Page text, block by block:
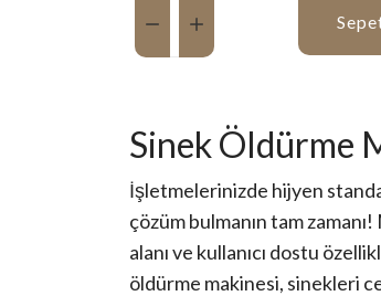
Sinek Öldürme
İşletmelerinizde hijyen
çözüm bulmanın tam
alanı ve kullanıcı dostu
öldürme makinesi, sinekleri